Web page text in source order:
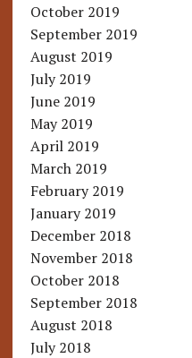
October 2019
September 2019
August 2019
July 2019
June 2019
May 2019
April 2019
March 2019
February 2019
January 2019
December 2018
November 2018
October 2018
September 2018
August 2018
July 2018